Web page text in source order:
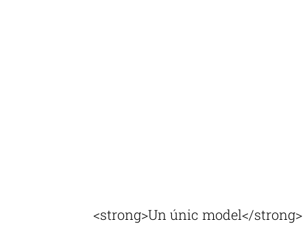
<strong>Un únic model</strong>